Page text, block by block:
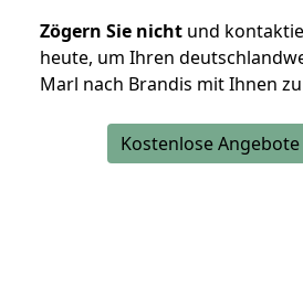
Zögern Sie nicht und
heute, um Ihren
Marl nach Brandis mit Ihnen
Kostenlose